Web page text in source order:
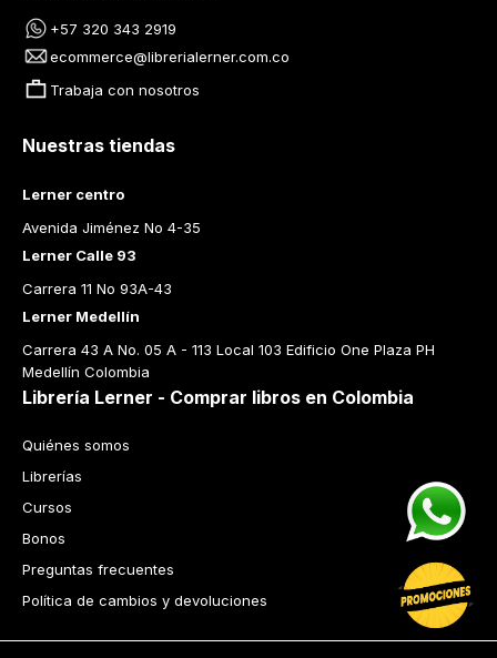
+57 320 343 2919
ecommerce@librerialerner.com.co
Trabaja con nosotros
Nuestras tiendas
Lerner centro
Avenida Jiménez No 4-35
Lerner Calle 93
Carrera 11 No 93A-43
Lerner Medellín
Carrera 43 A No. 05 A - 113 Local 103 Edificio One Plaza PH
Medellín Colombia
Librería Lerner - Comprar libros en Colombia
Quiénes somos
Librerías
Cursos
Bonos
Preguntas frecuentes
Política de cambios y devoluciones